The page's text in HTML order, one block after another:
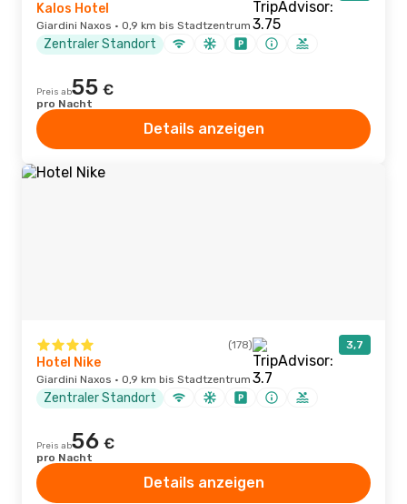
Kalos Hotel
Giardini Naxos · 0,9 km bis Stadtzentrum
Zentraler Standort
Preis ab55 €
pro Nacht
Details anzeigen
(178) 3,7
Hotel Nike
Giardini Naxos · 0,9 km bis Stadtzentrum
Zentraler Standort
Preis ab56 €
pro Nacht
Details anzeigen